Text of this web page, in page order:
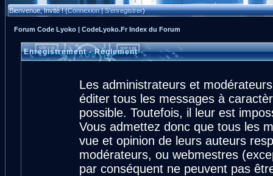
Bienvenue, Invité ! (Connexion|S'enregistrer)
Forum Code Lyoko | CodeLyoko.Fr Index du Forum
Enregistrement - Règlement
Les administrateurs et
éditer tous les messages à
possible. Toutefois, il leur est
Vous admettez donc que tous les
vue et opinion de leurs auteurs
modérateurs, ou webmestres
par conséquent ne peuvent pas